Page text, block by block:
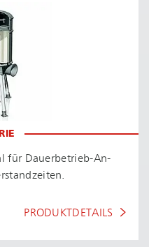
für Dau­er­be­trieb-An­
PRODUKTDETAILS